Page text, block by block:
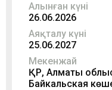
Алынған күні
26.06.2026
Аяқталу күні
25.06.2027
Мекенжай
ҚР, Алматы
Байкальская